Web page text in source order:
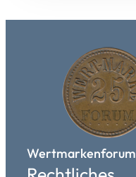
Wertmarkenforum